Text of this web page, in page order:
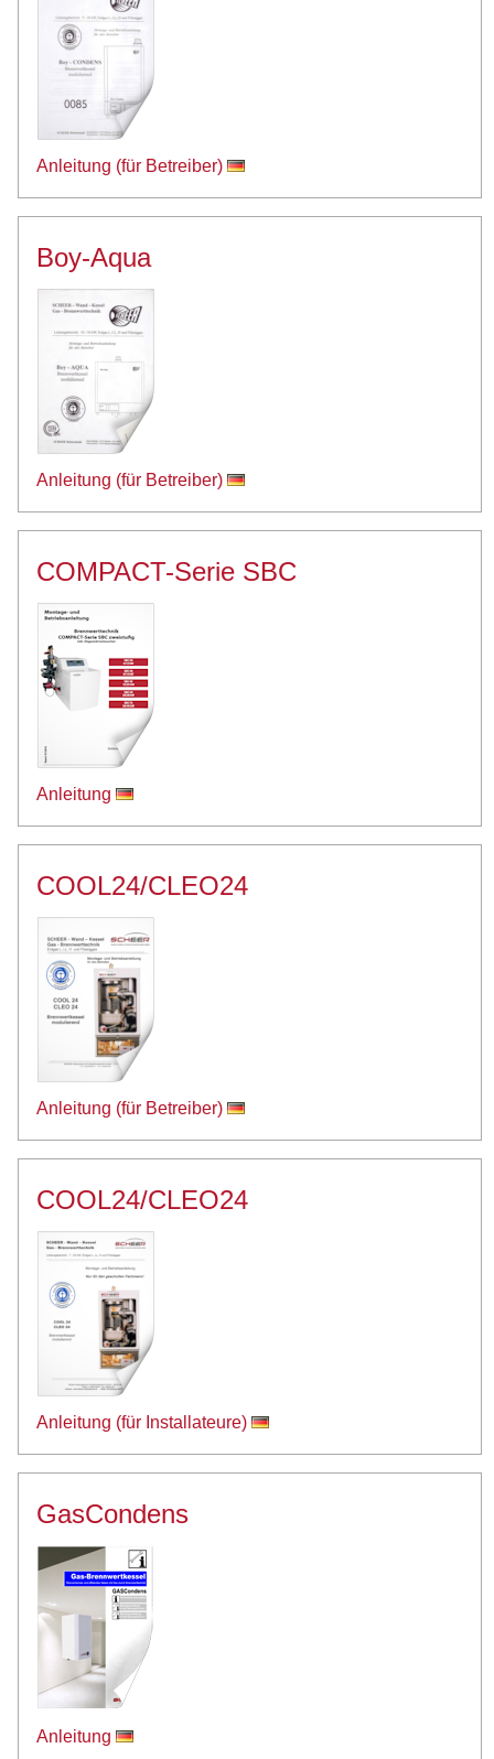
Anleitung (für Betreiber)
Boy-Aqua
Anleitung (für Betreiber)
COMPACT-Serie SBC
Anleitung
COOL24/CLEO24
Anleitung (für Betreiber)
COOL24/CLEO24
Anleitung (für Installateure)
GasCondens
Anleitung